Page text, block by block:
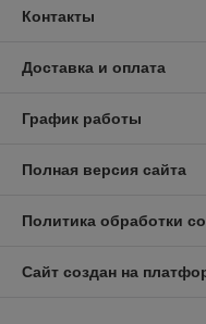
Контакты
Доставка и оплата
График работы
Полная версия сайта
Политика обработки
Сайт создан на